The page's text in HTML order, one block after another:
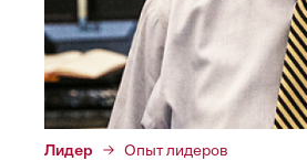
Лидер Опыт лидеров